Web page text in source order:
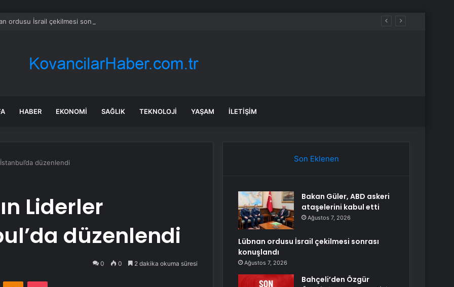
ordusu İsrail çekilmesi sonrası konuşlandı
HABER EKONOMI SAĞLIK TEKNOLOJI YAŞAM İLETIŞIM
düzenlendi
Liderler
düzenlendi
0 0 2 dakika okuma süresi
Odnoklassniki
Pocket
Son Eklenen
Bakan Güler, ABD askeri
ataşelerini kabul etti
Ağustos 7, 2026
Lübnan ordusu İsrail çekilmesi sonrası
konuşlandı
Ağustos 7, 2026
Bahçeli’den Özgür